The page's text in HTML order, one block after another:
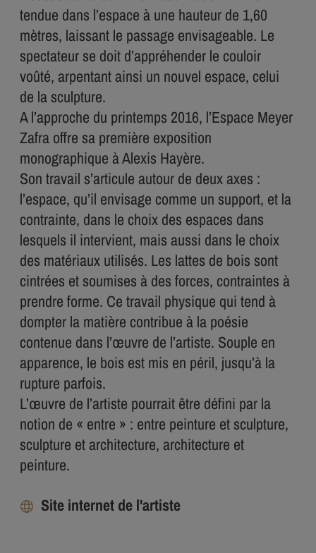
tendue dans l’espace à une hauteur de 1,60
mètres, laissant le passage envisageable. Le
spectateur se doit d’appréhender le couloir
voûté, arpentant ainsi un nouvel espace, celui
de la sculpture.
A l’approche du printemps 2016, l’Espace Meyer
Zafra offre sa première exposition
monographique à Alexis Hayère.
Son travail s’articule autour de deux axes :
l’espace, qu’il envisage comme un support, et la
contrainte, dans le choix des espaces dans
lesquels il intervient, mais aussi dans le choix
des matériaux utilisés. Les lattes de bois sont
cintrées et soumises à des forces, contraintes à
prendre forme. Ce travail physique qui tend à
dompter la matière contribue à la poésie
contenue dans l’œuvre de l’artiste. Souple en
apparence, le bois est mis en péril, jusqu’à la
rupture parfois.
L’œuvre de l’artiste pourrait être défini par la
notion de « entre » : entre peinture et sculpture,
sculpture et architecture, architecture et
peinture.
Site internet de l'artiste